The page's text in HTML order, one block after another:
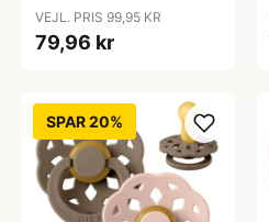
Blossom/Dusky Lilac
VEJL. PRIS 99,95 KR
79,96 kr
SPAR 20%